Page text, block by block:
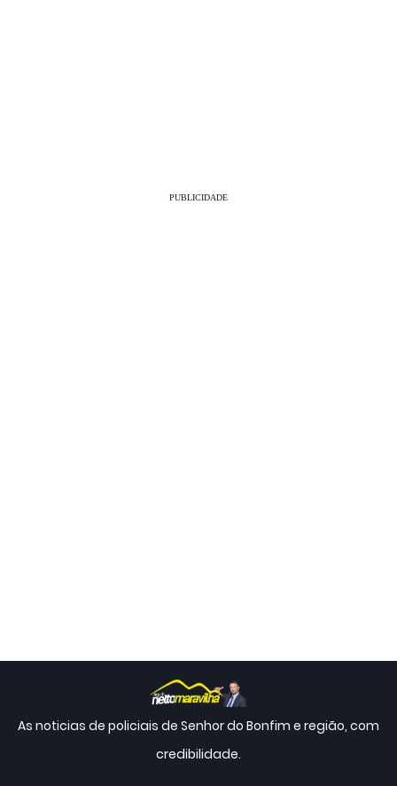
PUBLICIDADE
As noticias de policiais de Senhor do Bonfim e região, com
credibilidade.